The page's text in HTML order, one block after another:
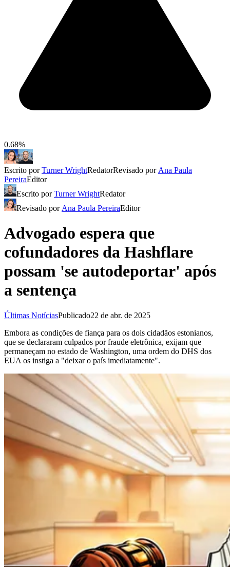
0.68%
Escrito porTurner WrightRedatorRevisado por Ana Paula
PereiraEditor
Escrito porTurner WrightRedator
Revisado por Ana Paula PereiraEditor
Advogado espera que
cofundadores da Hashflare
possam 'se autodeportar' após
a sentença
Últimas NotíciasPublicado22 de abr. de 2025
Embora as condições de fiança para os dois cidadãos estonianos,
que se declararam culpados por fraude eletrônica, exijam que
permaneçam no estado de Washington, uma ordem do DHS dos
EUA os instiga a "deixar o país imediatamente".